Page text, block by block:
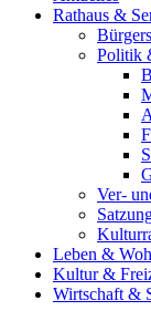
Rathaus &
Politik
Ver-
Leben &
Kultur &
Wirtschaft &